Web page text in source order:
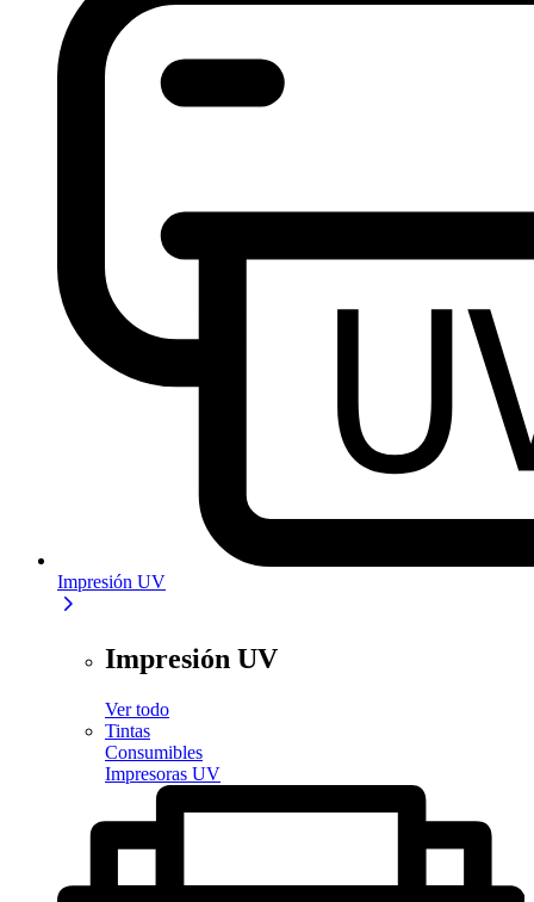
Impresión UV
Impresión UV
Ver todo
Tintas
Consumibles
Impresoras UV